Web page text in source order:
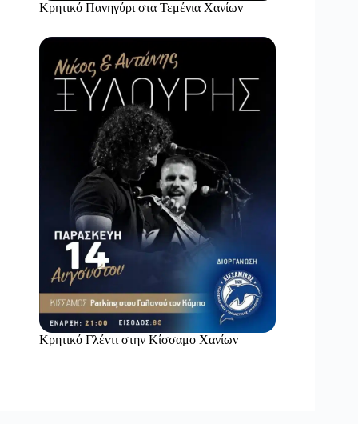
Κρητικό Πανηγύρι στα Τεμένια Χανίων
Κρητικό Γλέντι στην Κίσσαμο Χανίων